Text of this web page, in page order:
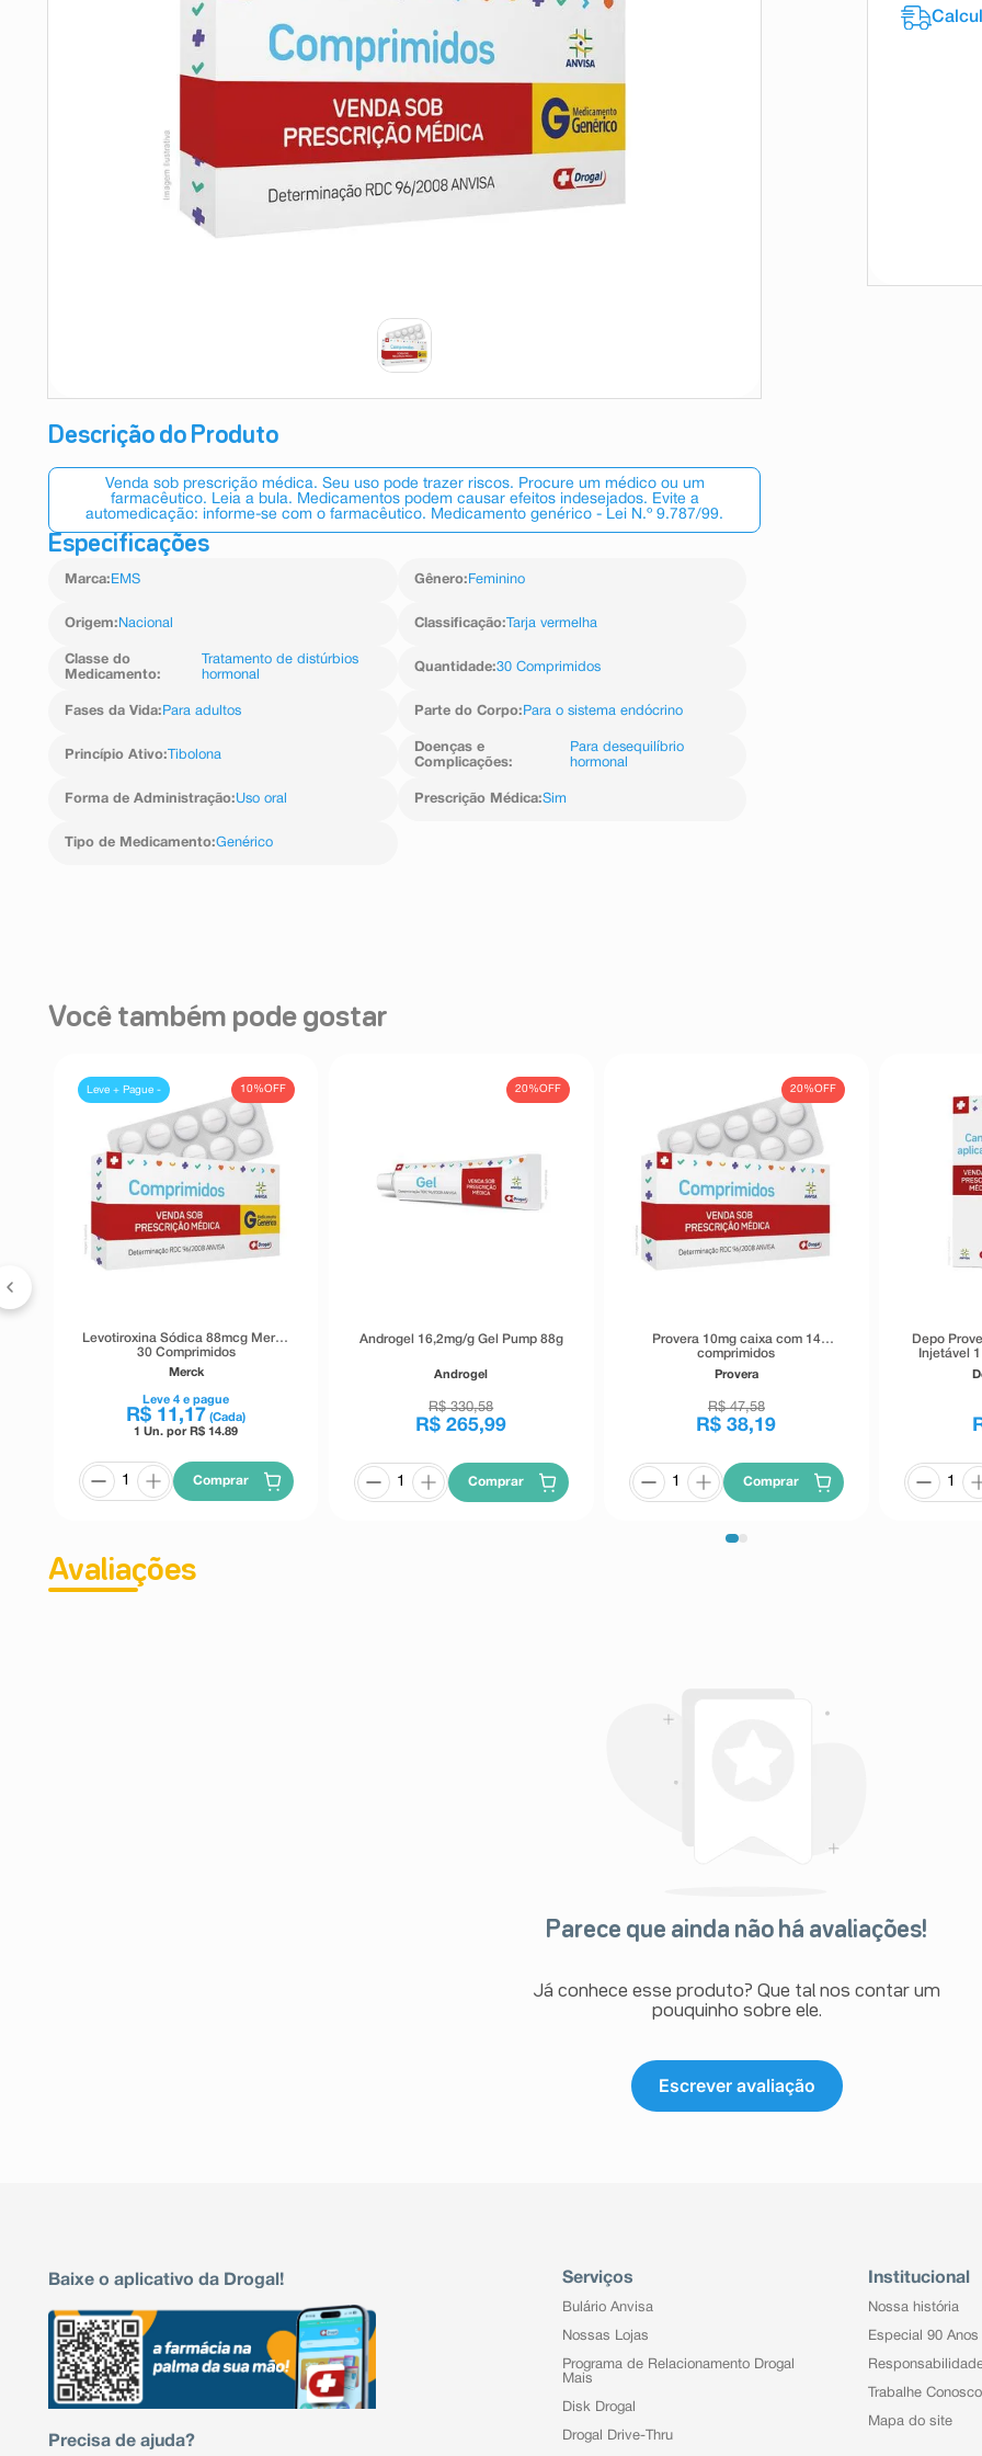
Descrição do Produto
Venda sob prescrição médica. Seu uso pode trazer riscos. Procure um médico ou um
farmacêutico. Leia a bula. Medicamentos podem causar efeitos indesejados. Evite a
automedicação: informe-se com o farmacêutico. Medicamento genérico - Lei N.º 9.787/99.
Especificações
Marca: EMS Gênero: Feminino
Origem: Nacional Classificação: Tarja vermelha
Classe do
Medicamento:
Tratamento de distúrbios
hormonal
Quantidade:30 Comprimidos
Fases da Vida: Para adultos Parte do Corpo: Para o sistema endócrino
Princípio Ativo: Tibolona
Doenças e
Complicações:
Para desequilíbrio
hormonal
Forma de Administração:Uso oral Prescrição Médica:Sim
Tipo de Medicamento:Genérico
Você também pode gostar
10%OFF
Leve + Pague -
Levotiroxina Sódica 88mcg Merck
30 Comprimidos
Merck
Leve4 e pague
R$ 11 ,17 (Cada)
1 Un. por R$14.89
Comprar
20%OFF
Androgel 16,2mg/g Gel Pump 88g
Androgel
R$ 330,58
R$ 265,99
Comprar
20%OFF
Provera 10mg caixa com 14
comprimidos
Provera
R$ 47,58
R$ 38,19
Comprar
Depo
Injetável
Avaliações
Parece que ainda não há avaliações!
Já conhece esse produto? Que tal nos contar um
pouquinho sobre ele.
Escrever avaliação
Baixe o aplicativo da Drogal!
Precisa de ajuda?
Serviços
Bulário Anvisa
Nossas Lojas
Programa de Relacionamento Drogal
Mais
Disk Drogal
Drogal Drive-Thru
Institucional
Nossa história
Especial 90 Anos
Trabalhe Conosco
Mapa do site
10ºabsorvente